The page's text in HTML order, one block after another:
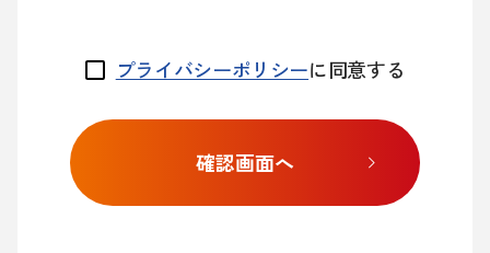
プライバシーポリシーに同意する
確認画面へ